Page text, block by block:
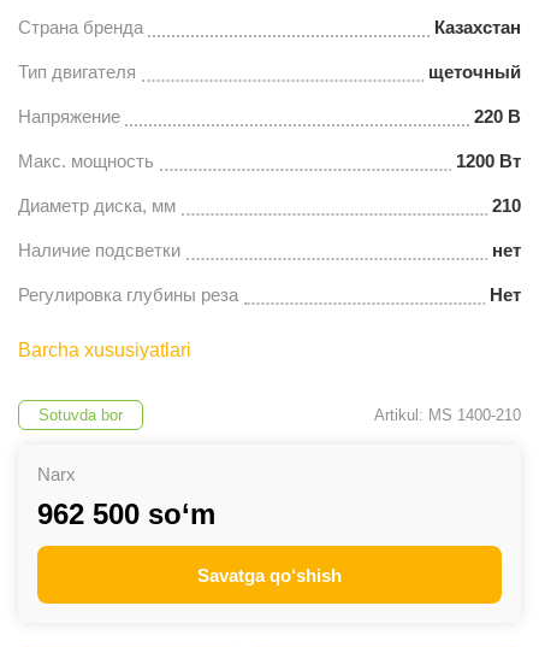
Страна бренда Казахстан
Тип двигателя щеточный
Напряжение 220 В
Макс. мощность 1200 Вт
Диаметр диска, мм 210
Наличие подсветки нет
Регулировка глубины реза Нет
Barcha xususiyatlari
Sotuvda bor Artikul: MS 1400-210
Narx
962 500 so‘m
Savatga qo‘shish